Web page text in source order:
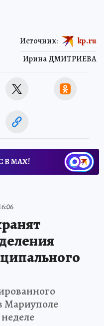
Ирина ДМИТРИЕВА
Источник: kp.ru
В МАХ!
Мариуполе